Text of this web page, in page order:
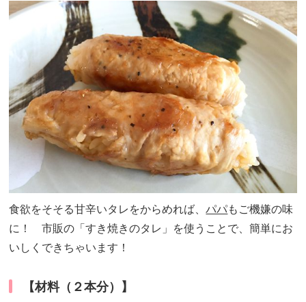
食欲をそそる甘辛いタレをからめれば、パパもご機嫌の味
に！ 市販の「すき焼きのタレ」を使うことで、簡単にお
いしくできちゃいます！
【材料（２本分）】